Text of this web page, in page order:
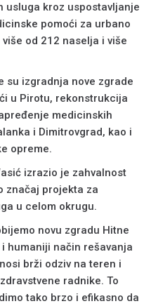
kroz uspostavljanje
pomoći za urbano
od 212 naselja i više
su izgradnja nove zgrade
u Pirotu, rekonstrukcija
medicinskih
i Dimitrovgrad, kao i
opreme.
izrazio je zahvalnost
značaj projekta za
u celom okrugu.
novu zgradu Hitne
humaniji način rešavanja
brži odziv na teren i
radnike. To
tako brzo i efikasno da